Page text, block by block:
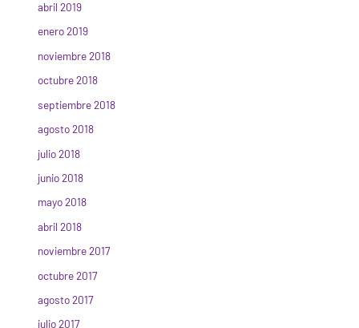
abril 2019
enero 2019
noviembre 2018
octubre 2018
septiembre 2018
agosto 2018
julio 2018
junio 2018
mayo 2018
abril 2018
noviembre 2017
octubre 2017
agosto 2017
julio 2017